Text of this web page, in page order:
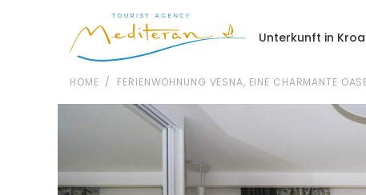
Unterkunft in
HOME FERIENWOHNUNG VESNA, EINE CHARMANTE